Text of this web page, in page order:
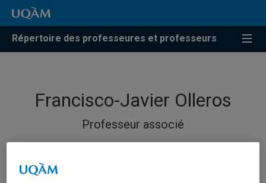
Répertoire des professeures et professeurs
Francisco-Javier Olleros
Professeur associé